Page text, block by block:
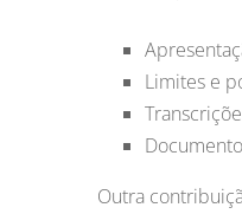
Limites e
Outra